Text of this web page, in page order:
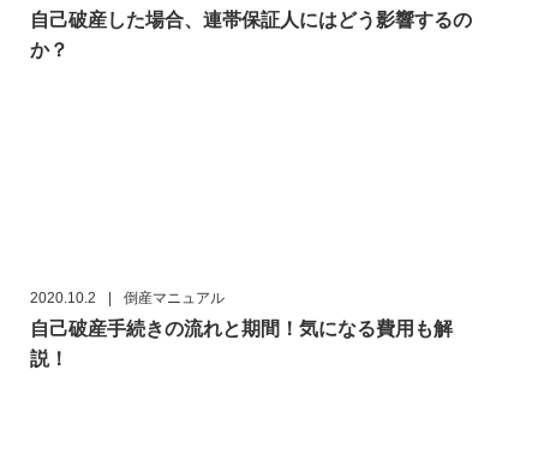
自己破産した場合、連帯保証人にはどう影響するの
か？
2020.10.2 | 倒産マニュアル
自己破産手続きの流れと期間！気になる費用も解
説！